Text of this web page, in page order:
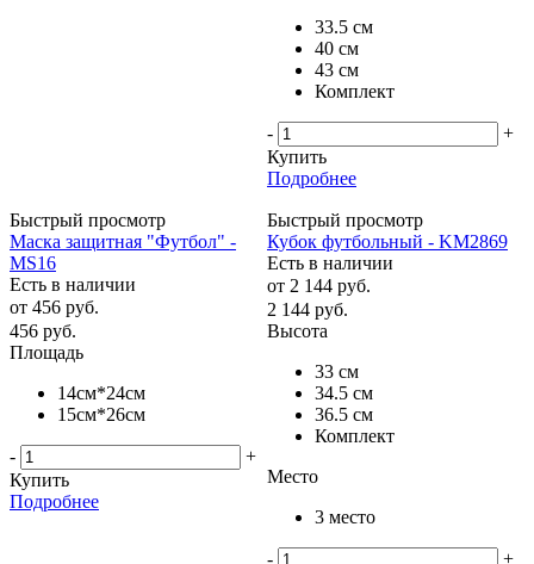
33.5 см
40 см
43 см
Комплект
-
+
Купить
Подробнее
Быстрый просмотр
Маска защитная "Футбол" -
MS16
Есть в наличии
от 456 руб.
456 руб.
Площадь
14см*24см
15см*26см
-
+
Купить
Подробнее
Быстрый просмотр
Кубок футбольный - KM2869
Есть в наличии
от 2 144 руб.
2 144 руб.
Высота
33 см
34.5 см
36.5 см
Комплект
Место
3 место
- +